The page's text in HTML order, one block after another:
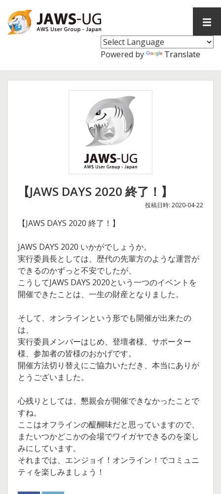
メ
ン
メ
ー
Powered by Translate
【JAWS DAYS 2020 終了！】
投稿日時: 2020-04-22
【JAWS DAYS 2020 終了！】
JAWS DAYS 2020 いかがでしょうか。
実行委員長としては、歴代の先輩方のような運営が
できるのかずっと不安でしたが、
こうしてJAWS DAYS 2020という一つのイベントを
開催できたことは、一生の財産となりました。
そして、オンラインという形でも開催が出来たの
は、
実行委員メンバーはじめ、登壇者様、サポーター
様、参加者の皆様のおかげです。
開催方法切り替えにご協力いただき、本当にありが
とうございました。
心残りとしては、懇親会が開催できなかったことで
すね。
ここはオフラインの醍醐味だと思っていますので、
またいつかどこかの会場でワイガヤできるのを楽し
みにしています。
それまでは、エンジョイ！オンライン！でコミュニ
ティを楽しみましょう！